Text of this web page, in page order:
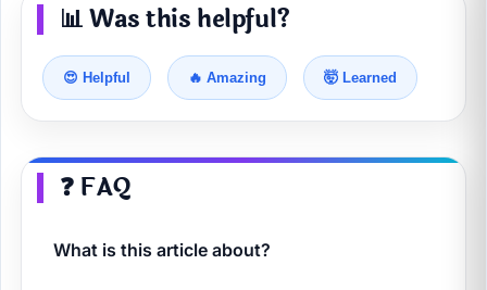
📊 Was this helpful?
😍 Helpful 🔥 Amazing 🤯 Learned
❓ FAQ
What is this article about?